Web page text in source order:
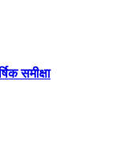
समीक्षा